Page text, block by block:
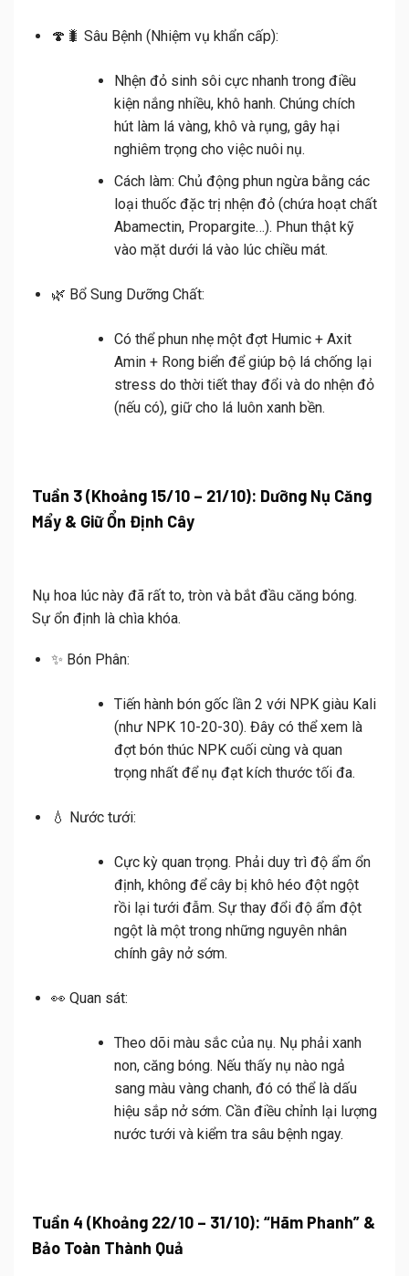
🍄🐛 Sâu Bệnh (Nhiệm vụ khẩn cấp):
Nhện đỏsinh sôi cực nhanh trong điều
kiện nắng nhiều, khô hanh. Chúng chích
hút làm lá vàng, khô và rụng, gây hại
nghiêm trọng cho việc nuôi nụ.
Cách làm: Chủ động phun ngừa bằng các
loại thuốc đặc trị nhện đỏ (chứa hoạt chất
Abamectin, Propargite…). Phun thật kỹ
vào mặt dưới lávào lúc chiều mát.
🌿 Bổ Sung Dưỡng Chất:
Có thể phun nhẹ một đợt Humic + Axit
Amin + Rong biểnđể giúp bộ lá chống lại
stress do thời tiết thay đổi và do nhện đỏ
(nếu có), giữ cho lá luôn xanh bền.
Tuần 3 (Khoảng 15/10 – 21/10): Dưỡng Nụ Căng
Mẩy & Giữ Ổn Định Cây
Nụ hoa lúc này đã rất to, tròn và bắt đầu căng bóng.
Sự ổn định là chìa khóa.
✨ Bón Phân:
Tiến hành bón gốc lần 2 với NPK giàu Kali
(như NPK 10-20-30). Đây có thể xem là
đợt bón thúc NPK cuối cùng và quan
trọng nhất để nụ đạt kích thước tối đa.
💧 Nước tưới:
Cực kỳ quan trọng. Phải duy trì độ ẩm ổn
định, không để cây bị khô héo đột ngột
rồi lại tưới đẫm. Sự thay đổi độ ẩm đột
ngột là một trong những nguyên nhân
chính gây nở sớm.
👀 Quan sát:
Theo dõi màu sắc của nụ. Nụ phải xanh
non, căng bóng. Nếu thấy nụ nào ngả
sang màu vàng chanh, đó có thể là dấu
hiệu sắp nở sớm. Cần điều chỉnh lại lượng
nước tưới và kiểm tra sâu bệnh ngay.
Tuần 4 (Khoảng 22/10 – 31/10): “Hãm Phanh” &
Bảo Toàn Thành Quả